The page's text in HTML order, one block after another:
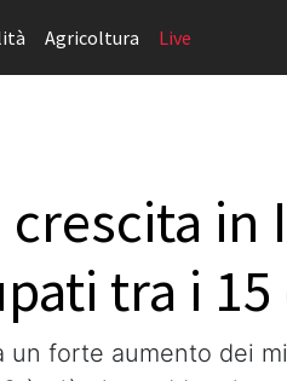
Agricoltura Live
in
tra i 15
un forte aumento dei